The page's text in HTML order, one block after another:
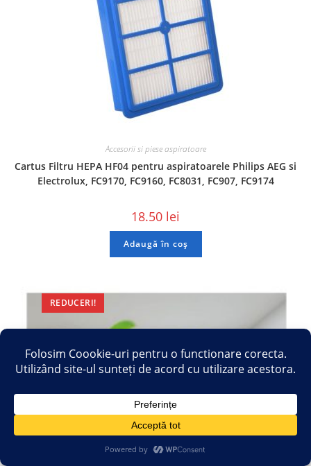
Accesorii si piese aspiratoare
Cartus Filtru HEPA HF04 pentru aspiratoarele Philips AEG si
Electrolux, FC9170, FC9160, FC8031, FC907, FC9174
18.50 lei
Adaugă în coș
REDUCERI!